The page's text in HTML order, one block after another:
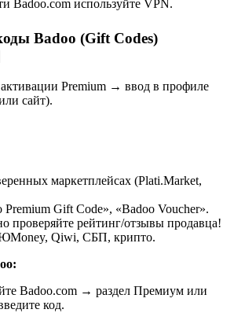
Badoo.com используйте VPN.
Badoo (Gift Codes)
Premium → ввод в профиле
сайт).
маркетплейсах (Plati.Market,
Gift Code», «Badoo Voucher».
проверяйте рейтинг/отзывы продавца!
Qiwi, СБП, крипто.
Badoo.com → раздел Премиум или
код.